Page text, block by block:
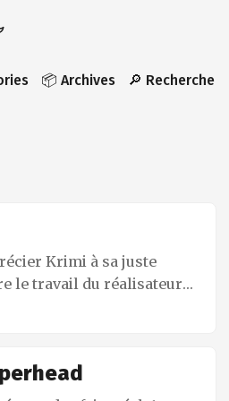
📦 Archives 🔎 Recherche
Krimi à sa juste
le travail du réalisateur
franc pas vraiment – et je
sans pour autant être en
toutes les subtilités. En